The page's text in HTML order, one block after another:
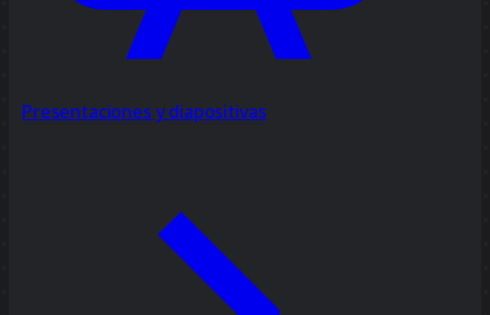
Presentaciones y diapositivas